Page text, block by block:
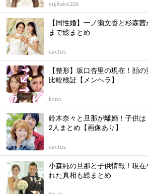
yujitake226
【同性婚】一ノ瀬文香と杉森
まで総まとめ
cactus
【整形】坂口杏里の現在！顔
比較検証【メンヘラ】
kana
鈴木奈々と旦那が離婚！子供
2人まとめ【画像あり】
cactus
小森純の旦那と子供情報！現
れた真相も総まとめ